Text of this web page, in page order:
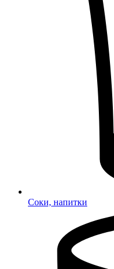
Соки, напитки